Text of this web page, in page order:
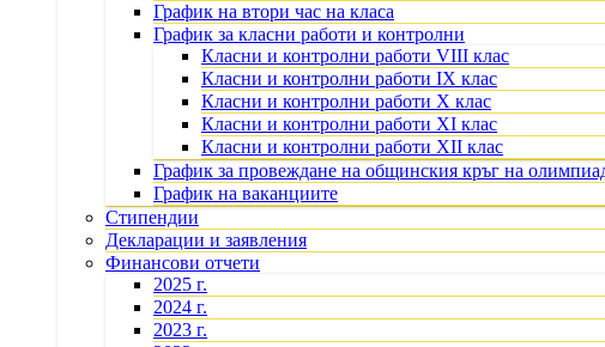
График на втори час на класа
График за класни работи и контролни
Класни и контролни работи VIII клас
Класни и контролни работи IX клас
Класни и контролни работи X клас
Класни и контролни работи XI клас
Класни и контролни работи XII клас
График за провеждане на общинския кръг на
График на ваканциите
Стипендии
Декларации и заявления
Финансови отчети
2025 г.
2024 г.
2023 г.